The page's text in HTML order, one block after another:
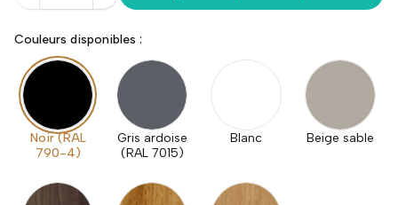
Couleurs disponibles :
Noir (RAL
790-4)
Gris ardoise
(RAL 7015)
Blanc Beige sable